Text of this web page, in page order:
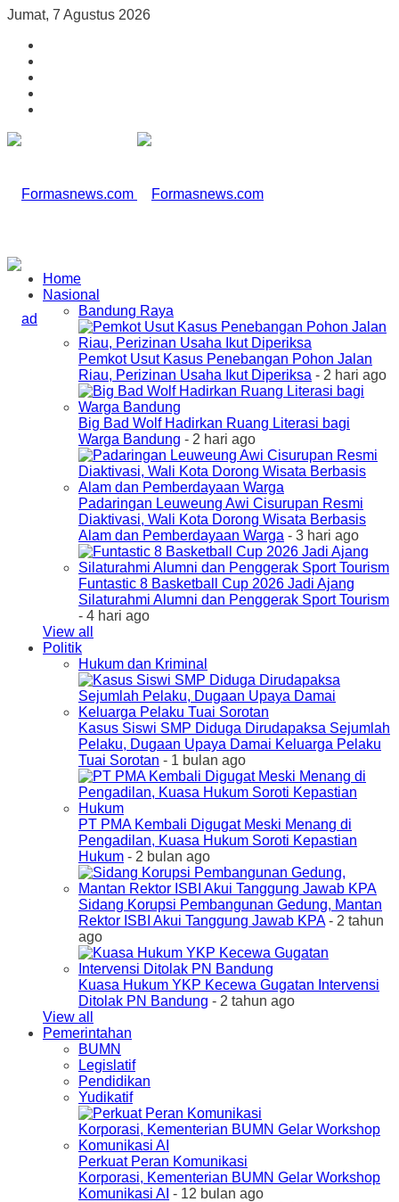
Jumat, 7 Agustus 2026
Home
Nasional
Bandung Raya
Pemkot Usut Kasus Penebangan Pohon Jalan
Riau, Perizinan Usaha Ikut Diperiksa - 2 hari ago
Big Bad Wolf Hadirkan Ruang Literasi bagi
Warga Bandung - 2 hari ago
Padaringan Leuweung Awi Cisurupan Resmi
Diaktivasi, Wali Kota Dorong Wisata Berbasis
Alam dan Pemberdayaan Warga - 3 hari ago
Funtastic 8 Basketball Cup 2026 Jadi Ajang
Silaturahmi Alumni dan Penggerak Sport Tourism
- 4 hari ago
View all
Politik
Hukum dan Kriminal
Kasus Siswi SMP Diduga Dirudapaksa Sejumlah
Pelaku, Dugaan Upaya Damai Keluarga Pelaku
Tuai Sorotan - 1 bulan ago
PT PMA Kembali Digugat Meski Menang di
Pengadilan, Kuasa Hukum Soroti Kepastian
Hukum - 2 bulan ago
Sidang Korupsi Pembangunan Gedung, Mantan
Rektor ISBI Akui Tanggung Jawab KPA- 2 tahun
ago
Kuasa Hukum YKP Kecewa Gugatan Intervensi
Ditolak PN Bandung - 2 tahun ago
View all
Pemerintahan
BUMN
Legislatif
Pendidikan
Yudikatif
Perkuat Peran Komunikasi
Korporasi, Kementerian BUMN Gelar Workshop
Komunikasi AI - 12 bulan ago